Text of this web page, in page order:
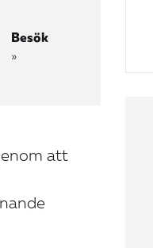
Besök
»
att